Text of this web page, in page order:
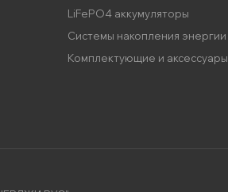
LiFePO4 аккумуляторы
Системы накопления энергии
Комплектующие и аксессуары